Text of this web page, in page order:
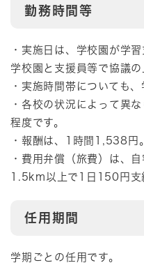
勤務時間等
・実施日は、学校園が学
学校園と支援員等で協議の
・実施時間帯についても
・各校の状況によって異
程度です。
・報酬は、1時間1,538円。
・費用弁償（旅費）は、
1.5km以上で1日150円支
任用期間
学期ごとの任用です。